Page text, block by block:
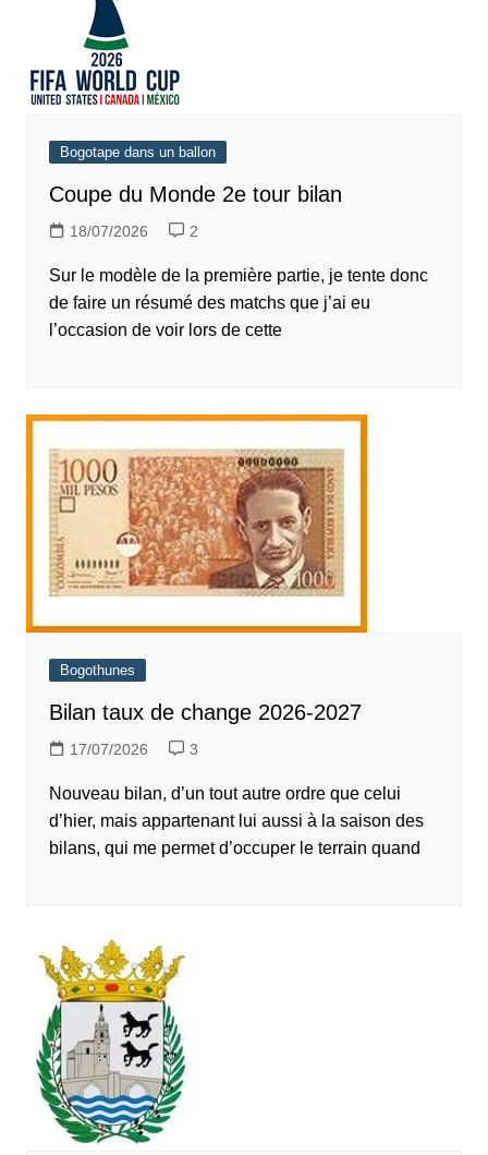
Bogotape dans un ballon
Coupe du Monde 2e tour bilan
18/07/2026 2
Sur le modèle de la première partie, je tente donc
de faire un résumé des matchs que j’ai eu
l’occasion de voir lors de cette
Bogothunes
Bilan taux de change 2026-2027
17/07/2026 3
Nouveau bilan, d’un tout autre ordre que celui
d’hier, mais appartenant lui aussi à la saison des
bilans, qui me permet d’occuper le terrain quand